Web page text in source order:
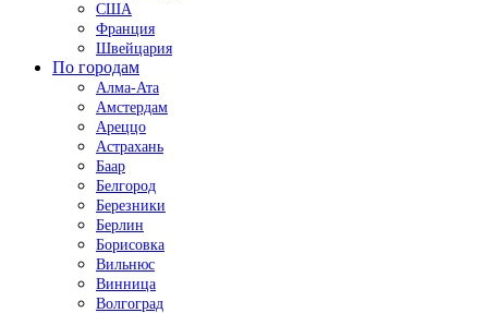
США
Франция
Швейцария
По городам
Алма-Ата
Амстердам
Ареццо
Астрахань
Баар
Белгород
Березники
Берлин
Борисовка
Вильнюс
Винница
Волгоград